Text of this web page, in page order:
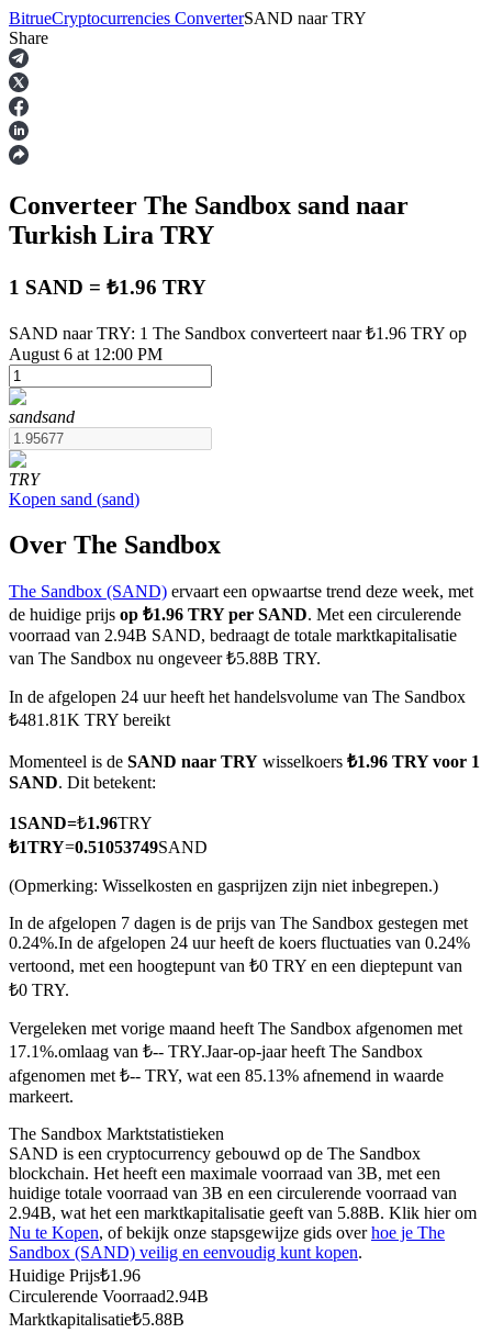
Termijncontracten
USDT-futures
Futures met USDT als onderpand
COIN-M-futures
Cryptocurrency-futures
TradFi
USDC-futures
Kopiëren Handel
Sluit je aan bij top traders
BitrueCryptocurrencies ConverterSAND naar TRY
Share
Converteer The Sandbox sand naar
Turkish Lira TRY
1 SAND = ₺1.96 TRY
SAND naar TRY: 1 The Sandbox converteert naar ₺1.96 TRY op
August 6 at 12:00 PM
sandsand
TRY
Kopen sand (sand)
Over The Sandbox
The Sandbox (SAND) ervaart een opwaartse trend deze week, met
de huidige prijs op ₺1.96 TRY per SAND. Met een circulerende
voorraad van 2.94B SAND, bedraagt de totale marktkapitalisatie
van The Sandbox nu ongeveer ₺5.88B TRY.
In de afgelopen 24 uur heeft het handelsvolume van The Sandbox
₺481.81K TRY bereikt
Momenteel is de SAND naar TRY wisselkoers ₺1.96 TRY voor 1
SAND. Dit betekent:
1SAND=₺1.96TRY
₺1TRY=0.51053749SAND
(Opmerking: Wisselkosten en gasprijzen zijn niet inbegrepen.)
In de afgelopen 7 dagen is de prijs van The Sandbox gestegen met
0.24%.In de afgelopen 24 uur heeft de koers fluctuaties van 0.24%
vertoond, met een hoogtepunt van ₺0 TRY en een dieptepunt van
₺0 TRY.
Vergeleken met vorige maand heeft The Sandbox afgenomen met
17.1%.omlaag van ₺-- TRY.Jaar-op-jaar heeft The Sandbox
afgenomen met ₺-- TRY, wat een 85.13% afnemend in waarde
markeert.
The Sandbox Marktstatistieken
SAND is een cryptocurrency gebouwd op de The Sandbox
blockchain. Het heeft een maximale voorraad van 3B, met een
huidige totale voorraad van 3B en een circulerende voorraad van
2.94B, wat het een marktkapitalisatie geeft van 5.88B. Klik hier om
Nu te Kopen, of bekijk onze stapsgewijze gids overhoe je The
Sandbox (SAND) veilig en eenvoudig kunt kopen.
Huidige Prijs₺1.96
Circulerende Voorraad2.94B
Marktkapitalisatie₺5.88B